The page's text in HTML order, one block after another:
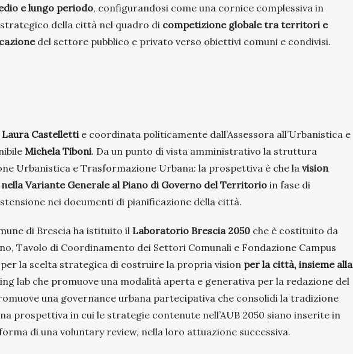
e lungo periodo, configurandosi come una cornice complessiva in
della città nel quadro di competizione globale tra territori e
del settore pubblico e privato verso obiettivi comuni e condivisi.
Laura Castelletti e coordinata politicamente dall’Assessora all’Urbanistica e
Michela Tiboni. Da un punto di vista amministrativo la struttura
Urbanistica e Trasformazione Urbana: la prospettiva è che la vision
Variante Generale al Piano di Governo del Territorio in fase di
nei documenti di pianificazione della città.
di Brescia ha istituito il Laboratorio Brescia 2050 che è costituito da
Tavolo di Coordinamento dei Settori Comunali e Fondazione Campus
la scelta strategica di costruire la propria vision per la città, insieme alla
lab che promuove una modalità aperta e generativa per la redazione del
una governance urbana partecipativa che consolidi la tradizione
prospettiva in cui le strategie contenute nell’AUB 2050 siano inserite in
di una voluntary review, nella loro attuazione successiva.